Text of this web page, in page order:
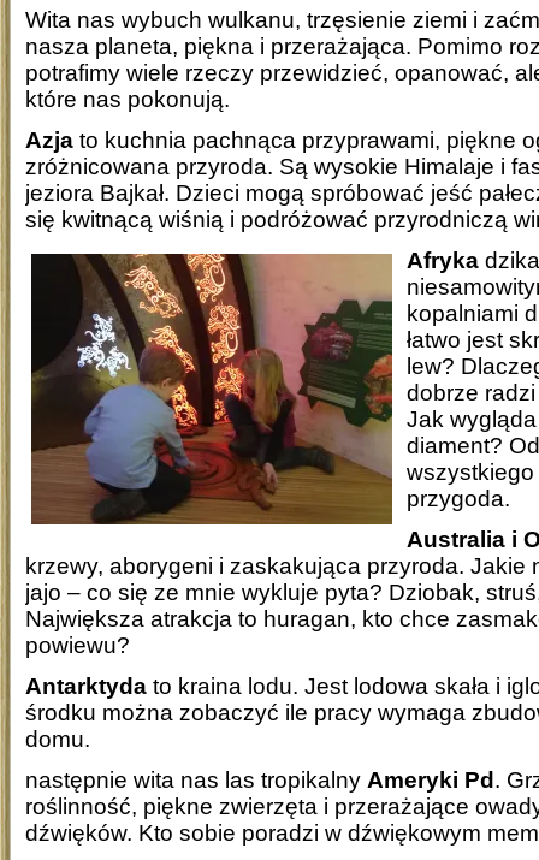
Wita nas wybuch wulkanu, trzęsienie ziemi i
nasza planeta, piękna i przerażająca. Pomimo
potrafimy wiele rzeczy przewidzieć, opanować,
które nas pokonują.
Azja to kuchnia pachnąca przyprawami, piękne
zróżnicowana przyroda. Są wysokie Himalaje i
jeziora Bajkał. Dzieci mogą spróbować jeść
się kwitnącą wiśnią i podróżować przyrodniczą
Afryka
kopalniami
łatwo jest
lew?
dobrze
Jak
diament?
przygoda.
Australia i
krzewy, aborygeni i zaskakująca przyroda. Jakie
jajo – co się ze mnie wykluje pyta? Dziobak,
Największa atrakcja to huragan, kto chce
powiewu?
Antarktyda to kraina lodu. Jest lodowa skała i
środku można zobaczyć ile pracy wymaga
domu.
następnie wita nas las tropikalny Ameryki Pd .
roślinność, piękne zwierzęta i przerażające
dźwięków. Kto sobie poradzi w dźwiękowym